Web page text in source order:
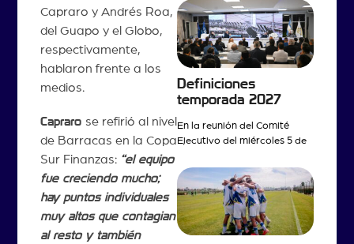
Capraro y Andrés Roa,
del Guapo y el Globo,
respectivamente,
hablaron frente a los
medios.
Capraro se refirió al nivel
de Barracas en la Copa
Sur Finanzas: “el equipo
fue creciendo mucho;
hay puntos individuales
muy altos que contagian
al resto y también
Definiciones
temporada 2027
En la reunión del Comité
Ejecutivo del miércoles 5 de